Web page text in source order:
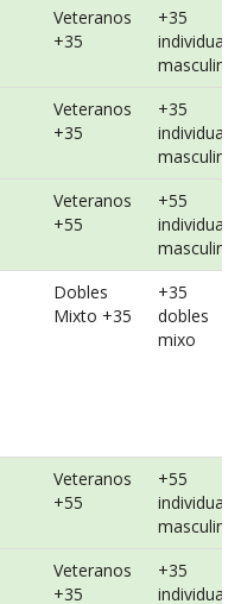
Veteranos
+35
+35
individual
masculino
Veteranos
+35
+35
individual
masculino
Veteranos
+55
+55
individual
masculino
Dobles
Mixto +35
+35
dobles
mixo
Veteranos
+55
+55
individual
masculino
Veteranos
+35
+35
individual